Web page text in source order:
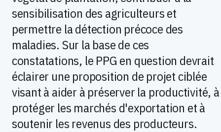
sensibilisation des agriculteurs et
permettre la détection précoce des
maladies. Sur la base de ces
constatations, le PPG en question devrait
éclairer une proposition de projet ciblée
visant à aider à préserver la productivité, à
protéger les marchés d'exportation et à
soutenir les revenus des producteurs.